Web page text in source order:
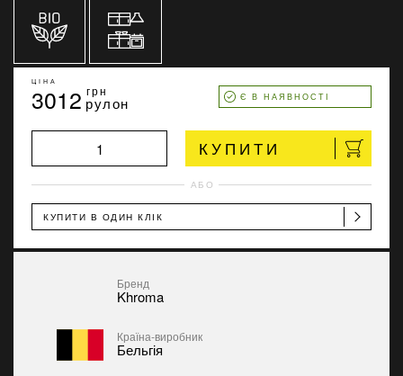
ЦІНА
3012 грн
рулон Є В НАЯВНОСТІ
КУПИТИ
АБО
КУПИТИ В ОДИН КЛІК
Бренд
Khroma
Країна-виробник
Бельгія